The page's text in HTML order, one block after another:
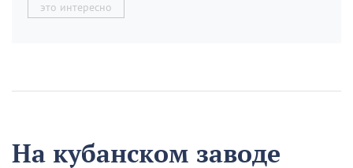
это интересно
На кубанском заводе